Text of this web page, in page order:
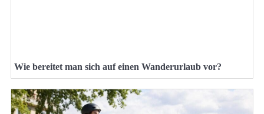
Wie bereitet man sich auf einen Wanderurlaub vor?